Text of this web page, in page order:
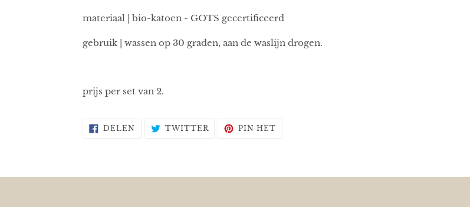
materiaal | bio-katoen - GOTS gecertificeerd
gebruik | wassen op 30 graden, aan de waslijn drogen.
prijs per set van 2.
DELENDELENTWITTER TWITTEREN
OP
PIN HET